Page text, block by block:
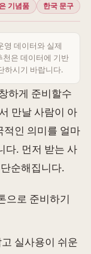
기념품 한국 문구
영 데이터와 실제
천은 데이터에 기반
하시기 바랍니다.
하게 준비할수
만날 사람이 아
적인 의미를 얼마
다. 먼저 받는 사
순해집니다.
으로 준비하기
실사용이 쉬운